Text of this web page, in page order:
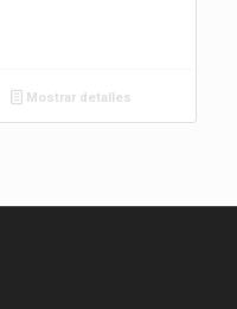
Mostrar detalles